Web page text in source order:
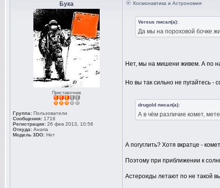
Бука
Приставочник
Группа: Пользователи
Сообщения: 1716
Регистрация: 26 фев 2013, 10:56
Откуда: Анапа
Модель 3DO: Нет
Космонавтика и Астрономия
Versus писал(а):
Да мы на пороховой бочке
Нет, мы на мишени живем. А по
Но вы так сильно не пугайтесь
drugold писал(а):
А в чём различие комет,
А погуглить? Хотя вкратце -
Поэтому при приближении к
Астероиды летают по не такой